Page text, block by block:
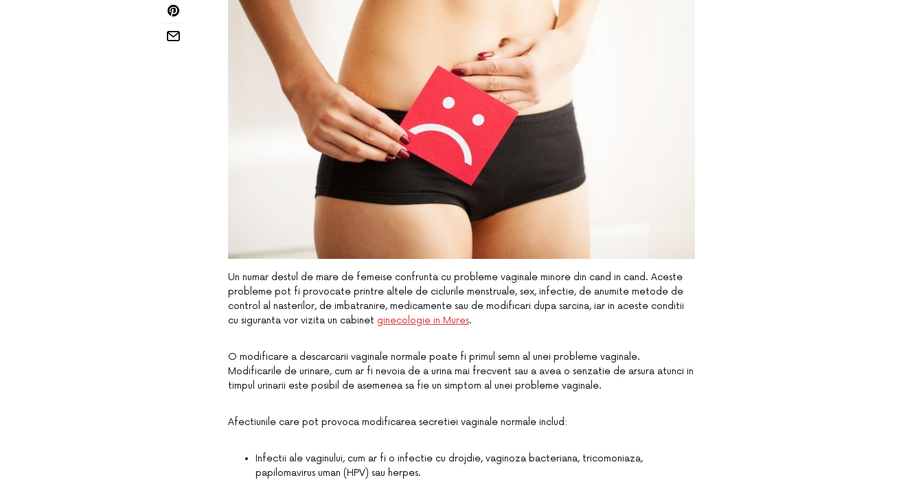
Un numar destul de mare de femeise confrunta cu probleme vaginale minore din cand in cand. Aceste
probleme pot fi provocate printre altele de ciclurile menstruale, sex, infectie, de anumite metode de
control al nasterilor, de imbatranire, medicamente sau de modificari dupa sarcina, iar in aceste conditii
cu siguranta vor vizita un cabinet ginecologie in Mures.
O modificare a descarcarii vaginale normale poate fi primul semn al unei probleme vaginale.
Modificarile de urinare, cum ar fi nevoia de a urina mai frecvent sau a avea o senzatie de arsura atunci in
timpul urinarii este posibil de asemenea sa fie un simptom al unei probleme vaginale.
Afectiunile care pot provoca modificarea secretiei vaginale normale includ:
Infectii ale vaginului, cum ar fi o infectie cu drojdie, vaginoza bacteriana, tricomoniaza,
papilomavirus uman (HPV) sau herpes.